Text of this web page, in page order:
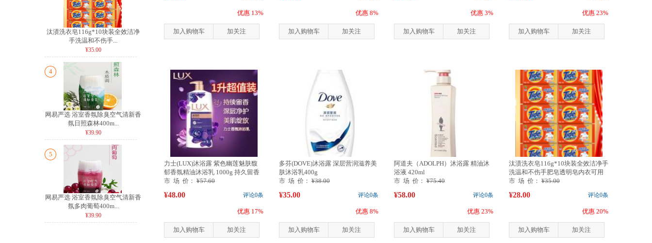
汰渍洗衣皂116g*10块装全效洁净
手洗温和不伤手...
¥35.00
4
网易严选 浴室香氛除臭空气清新香
氛日照森林400m...
¥39.90
5
网易严选 浴室香氛除臭空气清新香
氛多肉葡萄400m...
¥39.90
优惠 13%
加入购物车 加关注
优惠 8%
加入购物车 加关注
优惠 3%
加入购物车 加关注
优惠 23%
加入购物车 加关注
力士(LUX)沐浴露 紫色幽莲魅肤馥
郁香氛精油沐浴乳 1000g 持久留香
市 场 价： ¥57.60
评论0条
¥48.00
优惠 17%
加入购物车 加关注
多芬(DOVE)沐浴露 深层营润滋养美
肤沐浴乳400g
市 场 价： ¥38.00
评论0条
¥35.00
优惠 8%
加入购物车 加关注
阿道夫（ADOLPH）沐浴露 精油沐
浴液 420ml
市 场 价： ¥75.40
评论0条
¥58.00
优惠 23%
加入购物车 加关注
汰渍洗衣皂116g*10块装全效洁净手
洗温和不伤手肥皂透明皂内衣可用
市 场 价： ¥35.00
评论0条
¥28.00
优惠 20%
加入购物车 加关注